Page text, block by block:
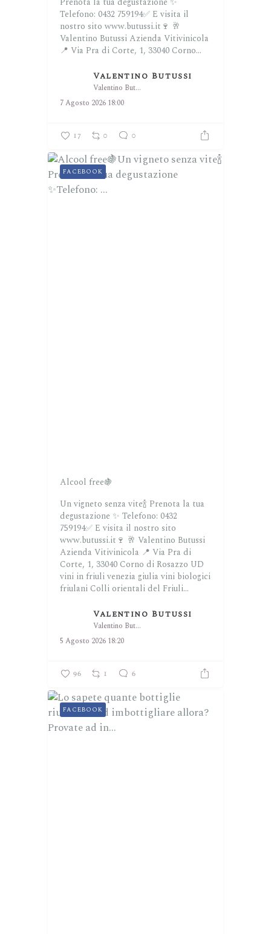
Telefono: 0432 759194✅ E visita il
nostro sito www.butussi.it🍷 🥂
Valentino Butussi Azienda Vitivinicola
📍 Via Pra di Corte, 1, 33040 Corno...
Valentino Butussi
Valentino Butussi
7 Agosto 2026 18:00
17 0 0
Alcool free🍇
Un vigneto senza vite🍾 Prenota la tua
degustazione ✨ Telefono: 0432
759194✅ E visita il nostro sito
www.butussi.it🍷 🥂 Valentino Butussi
Azienda Vitivinicola 📍 Via Pra di
Corte, 1, 33040 Corno di Rosazzo UD
vini in friuli venezia giulia vini biologici
friulani Colli orientali del Friuli...
Valentino Butussi
Valentino Butussi
5 Agosto 2026 18:20
FACEBOOK
96 1 6
FACEBOOK